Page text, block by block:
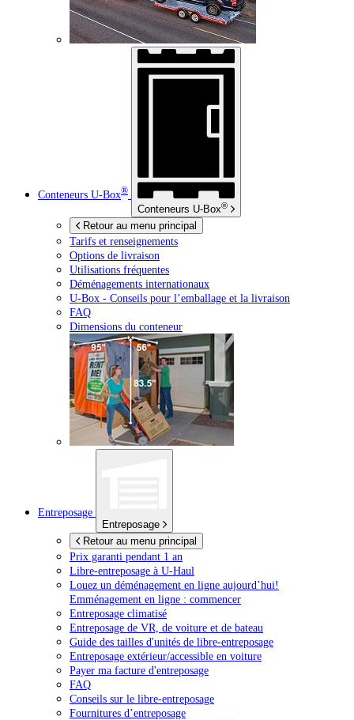
Conteneurs U-Box®
Conteneurs U-Box®
Retour au menu principal
Tarifs et renseignements
Options de livraison
Utilisations fréquentes
Déménagements internationaux
U-Box - Conseils pour l’emballage et la livraison
FAQ
Dimensions du conteneur
Entreposage
Entreposage
Retour au menu principal
Prix garanti pendant 1 an
Libre-entreposage à U-Haul
Louez un déménagement en ligne aujourd’hui!
Emménagement en ligne : commencer
Entreposage climatisé
Entreposage de VR, de voiture et de bateau
Guide des tailles d'unités de libre-entreposage
Entreposage extérieur/accessible en voiture
Payer ma facture d'entreposage
FAQ
Conseils sur le libre-entreposage
Fournitures d’entreposage